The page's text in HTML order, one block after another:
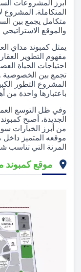
أبرز المشروعات
المتكاملة.
متكامل يجمع بين
والموقع
يمثل كمبوند مداي
مفهوم التطوير
احتياجات الحياة
تجمع بين الخصوصية
المشروع التطور
باعتبارها واحدة من
وفي ظل التوسع
الجديدة، أصبح
من أبرز الخيارات
المرنة التي تناسب
موقع كمبوند